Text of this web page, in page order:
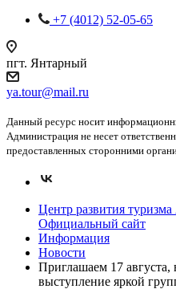
+7 (4012) 52-05-65
пгт. Янтарный
ya.tour@mail.ru
Данный ресурс носит
Администрация не несет
предоставленных сторонними
Центр развития туризма
Официальный сайт
Информация
Новости
Приглашаем 17 августа,
выступление яркой